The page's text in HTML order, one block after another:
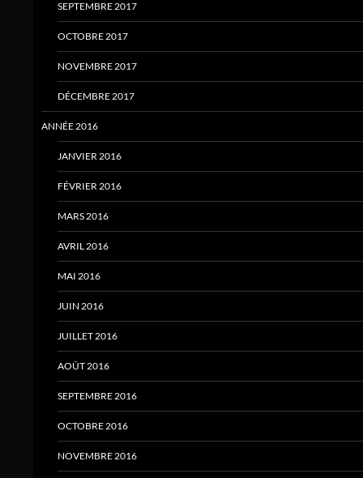
SEPTEMBRE 2017
OCTOBRE 2017
NOVEMBRE 2017
DÉCEMBRE 2017
ANNÉE 2016
JANVIER 2016
FÉVRIER 2016
MARS 2016
AVRIL 2016
MAI 2016
JUIN 2016
JUILLET 2016
AOÛT 2016
SEPTEMBRE 2016
OCTOBRE 2016
NOVEMBRE 2016